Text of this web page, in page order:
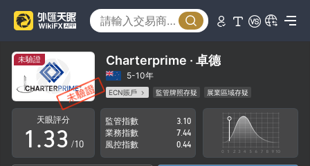
未驗證 Charterprime · 卓德
5-10年
ECN賬戶 監管牌照存疑
展業區域存疑
高級風險隱患
天眼評分
0
1.
0
1
2
3
0
1
2
3 /10
監管指數
3.10
業務指數
7.44
風控指數
0.44